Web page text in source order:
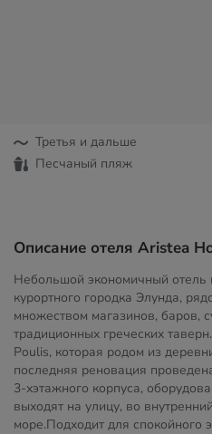
Третья и дальше
Песчаный пляж
Описание отеля Aristea
Небольшой экономичный отель
курортного городка Элунда,
множеством магазинов, баров,
традиционных греческих
Poulis, которая родом из
последняя реновация
3-хэтажного корпуса,
выходят на улицу, во
море.Подходит для спокойного